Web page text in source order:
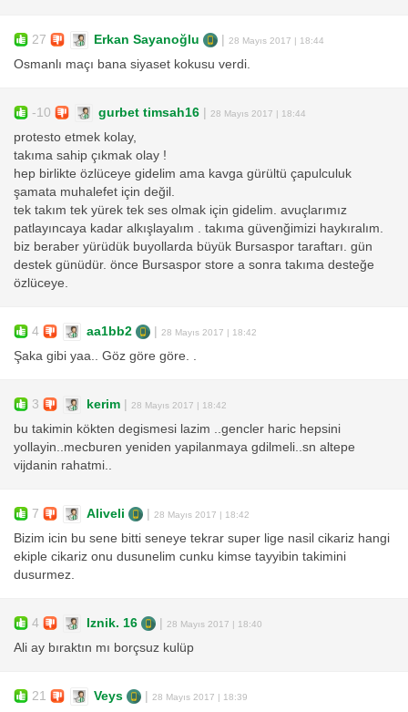
27 Erkan Sayanoğlu 28 Mayıs 2017 | 18:44
Osmanlı maçı bana siyaset kokusu verdi.
-10 gurbet timsah16 28 Mayıs 2017 | 18:44
protesto etmek kolay,
takıma sahip çıkmak olay !
hep birlikte özlüceye gidelim ama kavga gürültü çapulculuk
şamata muhalefet için değil.
tek takım tek yürek tek ses olmak için gidelim. avuçlarımız
patlayıncaya kadar alkışlayalım . takıma güvenğimizi haykıralım.
biz beraber yürüdük buyollarda büyük Bursaspor taraftarı. gün
destek günüdür. önce Bursaspor store a sonra takıma desteğe
özlüceye.
4 aa1bb2 28 Mayıs 2017 | 18:42
Şaka gibi yaa.. Göz göre göre. .
3 kerim 28 Mayıs 2017 | 18:42
bu takimin kökten degismesi lazim ..gencler haric hepsini
yollayin..mecburen yeniden yapilanmaya gdilmeli..sn altepe
vijdanin rahatmi..
7 Aliveli 28 Mayıs 2017 | 18:42
Bizim icin bu sene bitti seneye tekrar super lige nasil cikariz hangi
ekiple cikariz onu dusunelim cunku kimse tayyibin takimini
dusurmez.
4 Iznik. 16 28 Mayıs 2017 | 18:40
Ali ay bıraktın mı borçsuz kulüp
21 Veys 28 Mayıs 2017 | 18:39